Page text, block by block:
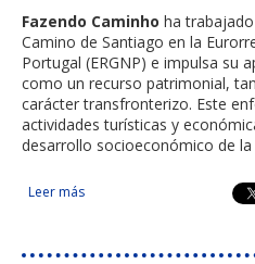
Fazendo Caminho ha
Camino de Santiago en la
Portugal (ERGNP) e impulsa su
como un recurso patrimonial,
carácter transfronterizo. Este
actividades turísticas y
desarrollo socioeconómico de la
Leer más sobre Estrategia para la
en valor de las rutas